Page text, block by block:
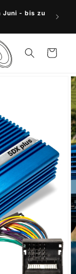
Juni - bis zu
Warenkorb